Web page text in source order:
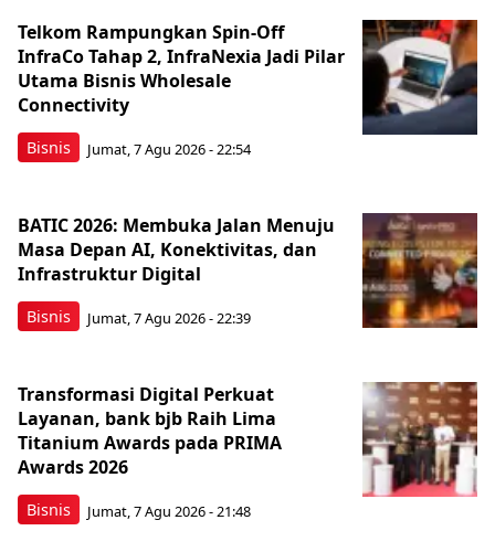
Bisnis
Telkom Rampungkan Spin-Off
InfraCo Tahap 2, InfraNexia Jadi Pilar
Utama Bisnis Wholesale
Connectivity
Jumat, 7 Agu 2026 - 22:54
Bisnis
BATIC 2026: Membuka Jalan Menuju
Masa Depan AI, Konektivitas, dan
Infrastruktur Digital
Jumat, 7 Agu 2026 - 22:39
Bisnis
Transformasi Digital Perkuat
Layanan, bank bjb Raih Lima
Titanium Awards pada PRIMA
Awards 2026
Jumat, 7 Agu 2026 - 21:48